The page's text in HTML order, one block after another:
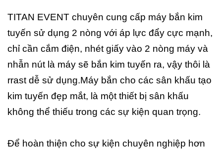
TITAN EVENT chuyên cung cấp máy bắn kim
tuyến sử dụng 2 nòng với áp lực đẩy cực mạnh,
chỉ cần cắm điện, nhét giấy vào 2 nòng máy và
nhẫn nút là máy sẽ bắn kim tuyến ra, vậy thôi là
rrast dễ sử dụng.Máy bắn cho các sân khấu tạo
kim tuyến đẹp mắt, là một thiết bị sân khấu
không thể thiếu trong các sự kiện quan trọng.
Để hoàn thiện cho sự kiện chuyên nghiệp hơn